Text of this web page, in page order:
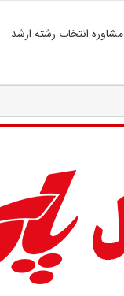
مشاوره انتخاب رشته ارشد